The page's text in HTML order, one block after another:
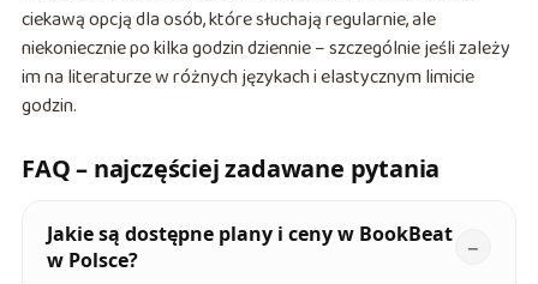
ciekawą opcją dla osób, które słuchają regularnie, ale
niekoniecznie po kilka godzin dziennie – szczególnie jeśli zależy
im na literaturze w różnych językach i elastycznym limicie
godzin.
FAQ – najczęściej zadawane pytania
Jakie są dostępne plany i ceny w BookBeat
w Polsce?